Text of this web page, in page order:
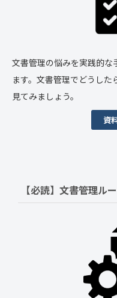
文書管理の悩みを実践的な
ます。文書管理でどうし
見てみましょう。
資
【必読】文書管理ル